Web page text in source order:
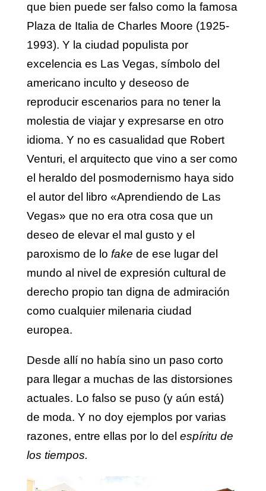
que bien puede ser falso como la famosa
Plaza de Italia de Charles Moore (1925-
1993). Y la ciudad populista por
excelencia es Las Vegas, símbolo del
americano inculto y deseoso de
reproducir escenarios para no tener la
molestia de viajar y expresarse en otro
idioma. Y no es casualidad que Robert
Venturi, el arquitecto que vino a ser como
el heraldo del posmodernismo haya sido
el autor del libro «Aprendiendo de Las
Vegas» que no era otra cosa que un
deseo de elevar el mal gusto y el
paroxismo de lo fake de ese lugar del
mundo al nivel de expresión cultural de
derecho propio tan digna de admiración
como cualquier milenaria ciudad
europea.
Desde allí no había sino un paso corto
para llegar a muchas de las distorsiones
actuales. Lo falso se puso (y aún está)
de moda. Y no doy ejemplos por varias
razones, entre ellas por lo del espíritu de
los tiempos.